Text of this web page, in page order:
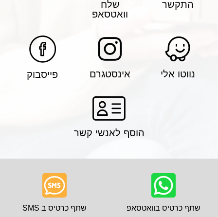
התקשר
שלח
וואטסאפ
נווטו אלי אינסטגרם פייסבוק
הוסף לאנשי קשר
שתף כרטיס בוואטסאפ שתף כרטיס ב SMS